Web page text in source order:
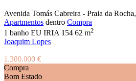
Avenida Tomás Cabreira - Praia da Rocha,
Apartmentos dentro Compra
1 banho EU IRIA 154 62 m2
Joaquim Lopes
1.380.000 €
Compra
Bom Estado